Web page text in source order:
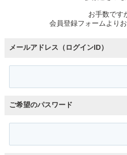
お手数です
会員登録フォームよりお
メールアドレス（ログインID）
ご希望のパスワード